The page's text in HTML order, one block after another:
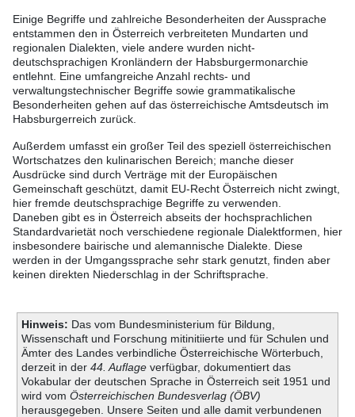
Einige Begriffe und zahlreiche Besonderheiten der Aussprache
entstammen den in Österreich verbreiteten Mundarten und
regionalen Dialekten, viele andere wurden nicht-
deutschsprachigen Kronländern der Habsburgermonarchie
entlehnt. Eine umfangreiche Anzahl rechts- und
verwaltungstechnischer Begriffe sowie grammatikalische
Besonderheiten gehen auf das österreichische Amtsdeutsch im
Habsburgerreich zurück.
Außerdem umfasst ein großer Teil des speziell österreichischen
Wortschatzes den kulinarischen Bereich; manche dieser
Ausdrücke sind durch Verträge mit der Europäischen
Gemeinschaft geschützt, damit EU-Recht Österreich nicht zwingt,
hier fremde deutschsprachige Begriffe zu verwenden.
Daneben gibt es in Österreich abseits der hochsprachlichen
Standardvarietät noch verschiedene regionale Dialektformen, hier
insbesondere bairische und alemannische Dialekte. Diese
werden in der Umgangssprache sehr stark genutzt, finden aber
keinen direkten Niederschlag in der Schriftsprache.
Hinweis: Das vom Bundesministerium für Bildung,
Wissenschaft und Forschung mitinitiierte und für Schulen und
Ämter des Landes verbindliche Österreichische Wörterbuch,
derzeit in der 44. Auflageverfügbar, dokumentiert das
Vokabular der deutschen Sprache in Österreich seit 1951 und
wird vom Österreichischen Bundesverlag (ÖBV)
herausgegeben. Unsere Seiten und alle damit verbundenen